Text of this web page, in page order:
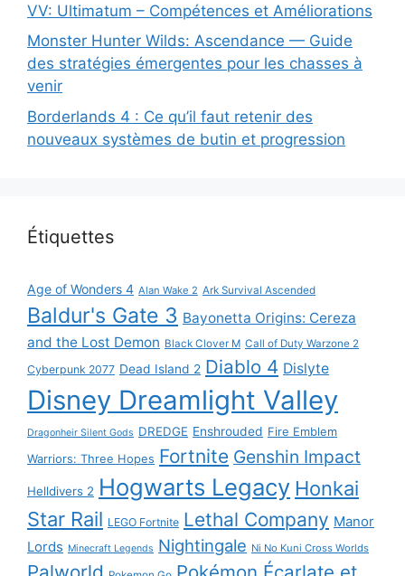
VV: Ultimatum – Compétences et Améliorations
Monster Hunter Wilds: Ascendance — Guide
des stratégies émergentes pour les chasses à
venir
Borderlands 4 : Ce qu’il faut retenir des
nouveaux systèmes de butin et progression
Étiquettes
Age of Wonders 4 Alan Wake 2 Ark Survival Ascended
Baldur's Gate 3 Bayonetta Origins: Cereza
and the Lost Demon Black Clover M Call of Duty Warzone 2
Cyberpunk 2077 Dead Island 2 Diablo 4 Dislyte
Disney Dreamlight Valley
Dragonheir Silent Gods DREDGE Enshrouded Fire Emblem
Warriors: Three Hopes Fortnite Genshin Impact
Helldivers 2 Hogwarts Legacy Honkai
Star Rail LEGO Fortnite Lethal Company Manor
Lords Minecraft Legends Nightingale Ni No Kuni Cross Worlds